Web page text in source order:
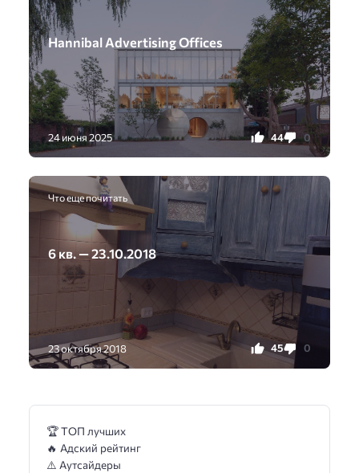
Hannibal Advertising Offices
24 июня 2025 44 0
Что еще почитать
6 кв. — 23.10.2018
23 октября 2018 45 0
🏆 ТОП лучших
🔥 Адский рейтинг
⚠️ Аутсайдеры